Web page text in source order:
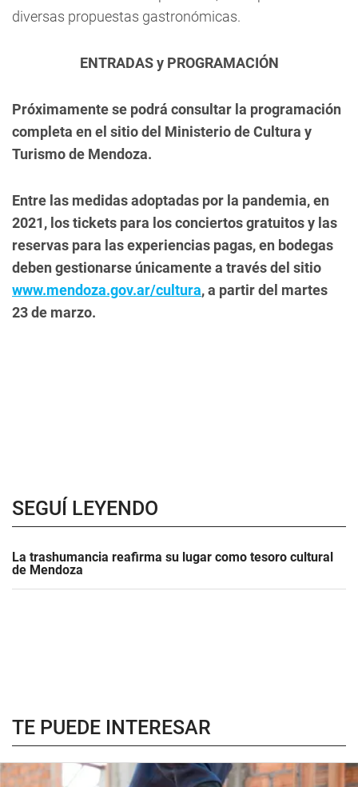
diversas propuestas gastronómicas.
ENTRADAS y PROGRAMACIÓN
Próximamente se podrá consultar la programación
completa en el sitio del Ministerio de Cultura y
Turismo de Mendoza.
Entre las medidas adoptadas por la pandemia, en
2021, los tickets para los conciertos gratuitos y las
reservas para las experiencias pagas, en bodegas
deben gestionarse únicamente a través del sitio
www.mendoza.gov.ar/cultura, a partir del martes
23 de marzo.
SEGUÍ LEYENDO
La trashumancia reafirma su lugar como tesoro cultural
de Mendoza
TE PUEDE INTERESAR